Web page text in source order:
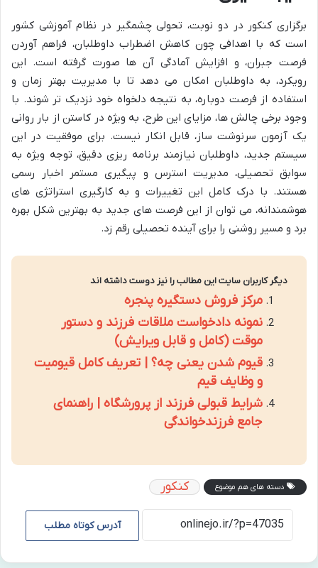
برگزاری کنکور در دو نوبت، تحولی چشمگیر در نظام آموزشی کشور
است که با اهدافی چون کاهش اضطراب داوطلبان، فراهم آوردن
فرصت جبران، و افزایش آمادگی آن ها صورت گرفته است. این
رویکرد، به داوطلبان امکان می دهد تا با مدیریت بهتر زمان و
استفاده از فرصت دوباره، به نتیجه دلخواه خود نزدیک تر شوند. با
وجود برخی چالش ها، مزایای این طرح، به ویژه در کاستن از بار روانی
یک آزمون سرنوشت ساز، قابل انکار نیست. برای موفقیت در این
سیستم جدید، داوطلبان نیازمند برنامه ریزی دقیق، توجه ویژه به
سوابق تحصیلی، مدیریت استرس و پیگیری مستمر اخبار رسمی
هستند. با درک کامل این تغییرات و به کارگیری استراتژی های
هوشمندانه، می توان از این فرصت های جدید به بهترین شکل بهره
برد و مسیر روشنی را برای آینده تحصیلی رقم زد.
دیگر کاربران سایت این مطالب را نیز دوست داشته اند
مرکز فروش دستگیره پنجره
نمونه دادخواست ملاقات فرزند و دستور
موقت (کامل و قابل ویرایش)
قیوم شدن یعنی چه؟ | تعریف کامل قیومیت
و وظایف قیم
شرایط قبولی فرزند از پرورشگاه | راهنمای
جامع فرزندخواندگی
دسته های هم موضوع کنکور
آدرس کوتاه مطلب